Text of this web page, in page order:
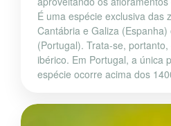
É uma espécie exclusiva das
Cantábria e Galiza
(Portugal). Trata-se,
ibérico. Em Portugal, a única
espécie ocorre acima dos